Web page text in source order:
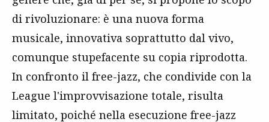
di rivoluzionare: è una nuova forma
musicale, innovativa soprattutto dal vivo,
comunque stupefacente su copia riprodotta.
In confronto il free-jazz, che condivide con la
League l'improvvisazione totale, risulta
limitato, poiché nella esecuzione free-jazz